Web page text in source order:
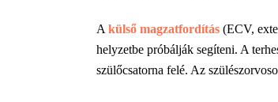
A külső magzatfordítás (ECV,
helyzetbe próbálják segíteni. A
szülőcsatorna felé. Az